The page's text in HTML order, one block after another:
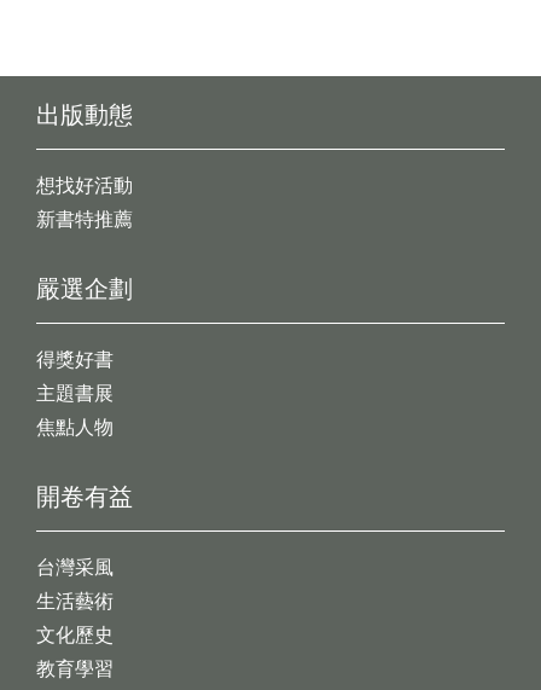
出版動態
想找好活動
新書特推薦
開卷有益
台灣采風
生活藝術
文化歷史
教育學習
嚴選企劃
得獎好書
主題書展
焦點人物